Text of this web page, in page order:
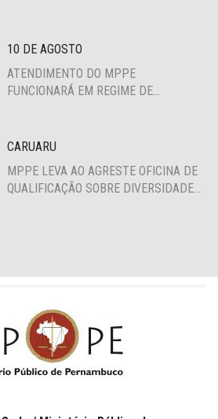
10 DE AGOSTO
ATENDIMENTO DO MPPE
FUNCIONARÁ EM REGIME DE
CARUARU
MPPE LEVA AO AGRESTE OFICINA DE
QUALIFICAÇÃO SOBRE DIVERSIDADE